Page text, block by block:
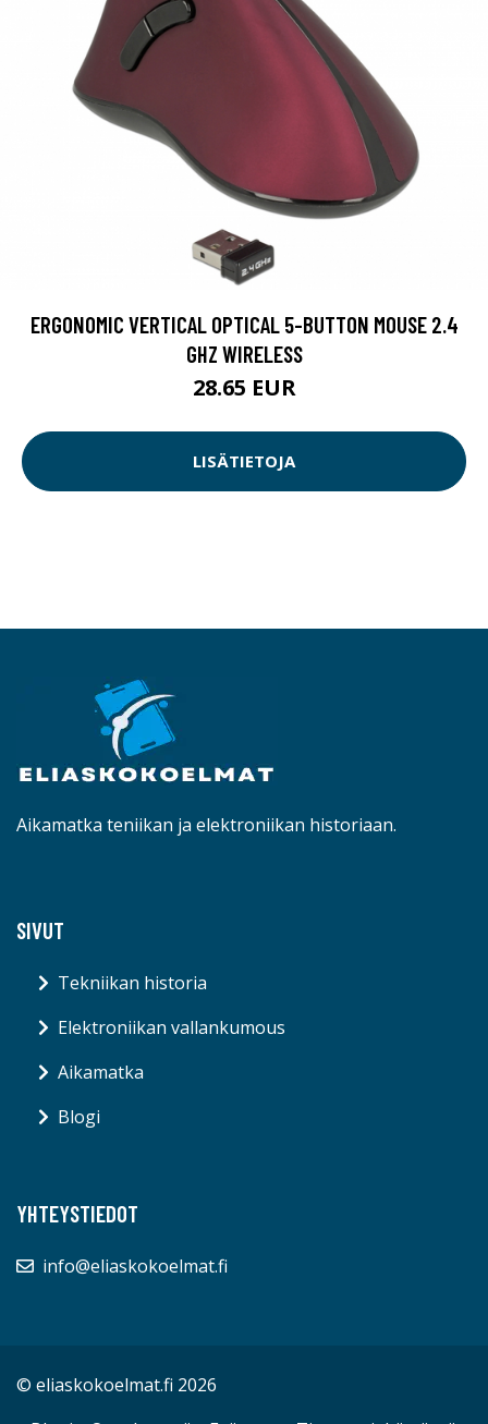
ERGONOMIC VERTICAL OPTICAL 5-BUTTON MOUSE 2.4
GHZ WIRELESS
28.65 EUR
LISÄTIETOJA
Aikamatka teniikan ja elektroniikan historiaan.
SIVUT
Tekniikan historia
Elektroniikan vallankumous
Aikamatka
Blogi
YHTEYSTIEDOT
info@eliaskokoelmat.fi
© eliaskokoelmat.fi 2026